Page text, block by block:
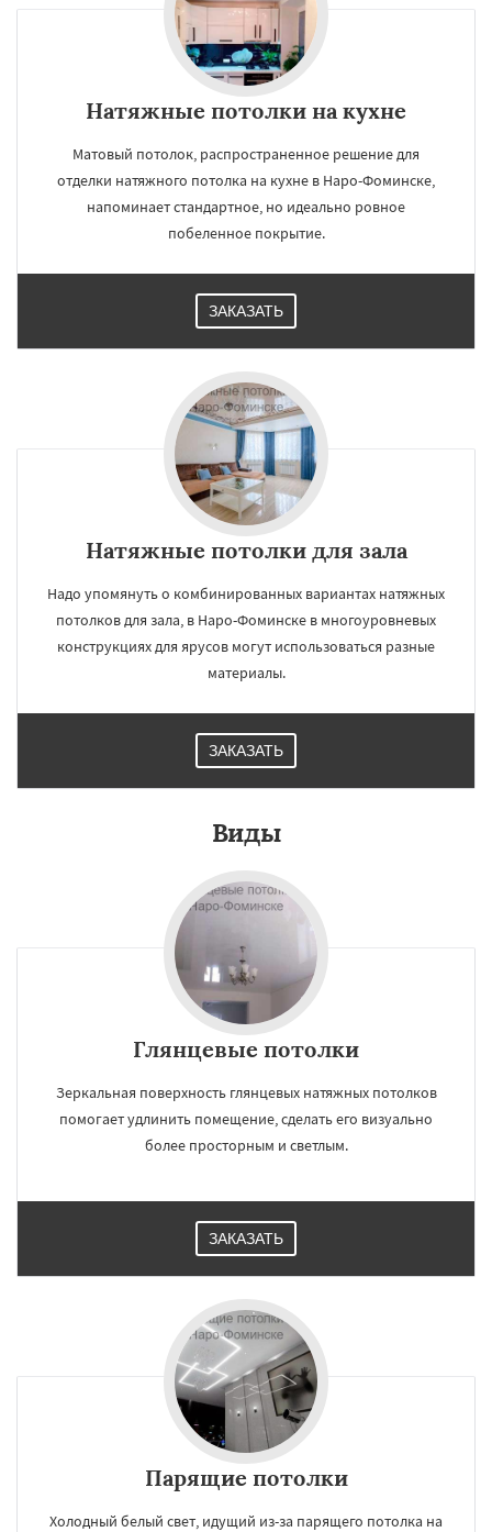
Натяжные потолки на кухне
Матовый потолок, распространенное решение для
отделки натяжного потолка на кухне в Наро-Фоминске,
напоминает стандартное, но идеально ровное
побеленное покрытие.
ЗАКАЗАТЬ
Натяжные потолки для зала
Надо упомянуть о комбинированных вариантах натяжных
потолков для зала, в Наро-Фоминске в многоуровневых
конструкциях для ярусов могут использоваться разные
материалы.
ЗАКАЗАТЬ
Виды
Глянцевые потолки
Зеркальная поверхность глянцевых натяжных потолков
помогает удлинить помещение, сделать его визуально
более просторным и светлым.
ЗАКАЗАТЬ
Парящие потолки
Холодный белый свет, идущий из-за парящего потолка на